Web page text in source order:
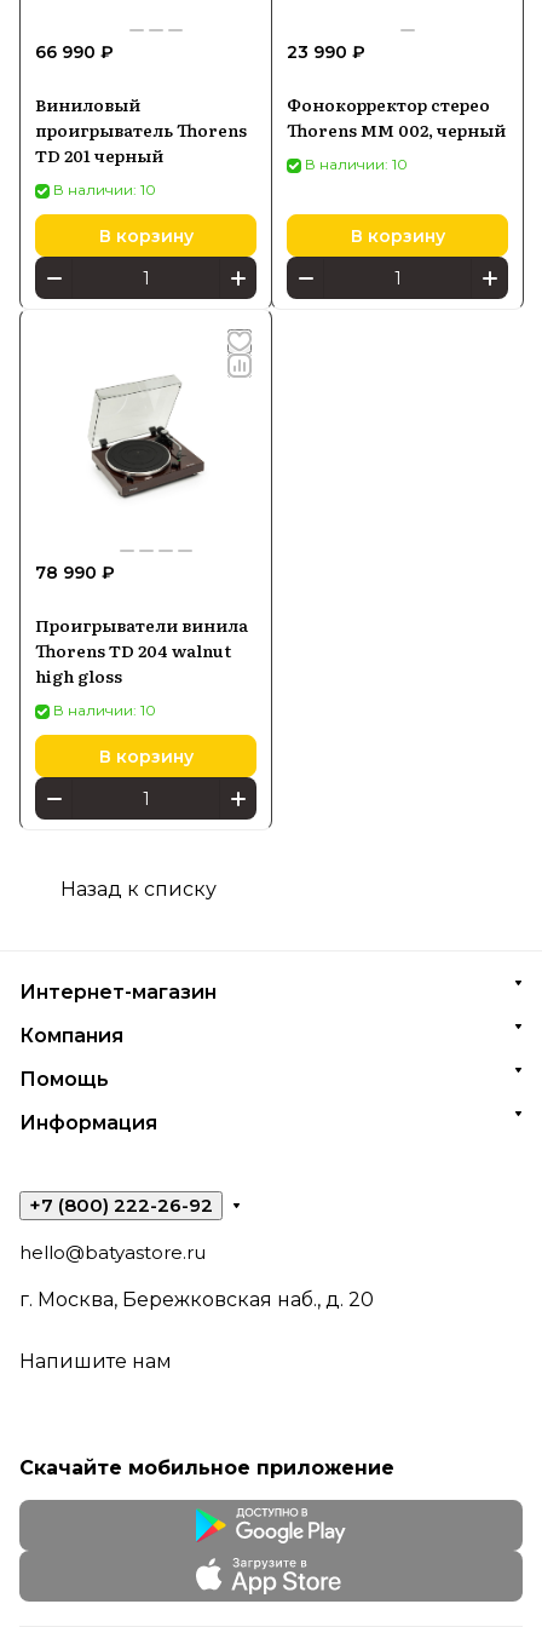
66 990 ₽
Виниловый
проигрыватель Thorens
TD 201 черный
В наличии: 10
В корзину
23 990 ₽
Фонокорректор стерео
Thorens MM 002, черный
В наличии: 10
В корзину
78 990 ₽
Проигрыватели винила
Thorens TD 204 walnut
high gloss
В наличии: 10
В корзину
Назад к списку
Интернет-магазин
Компания
Помощь
Информация
+7 (800) 222-26-92
hello@batyastore.ru
г. Москва, Бережковская наб., д. 20
Напишите нам
Скачайте мобильное приложение